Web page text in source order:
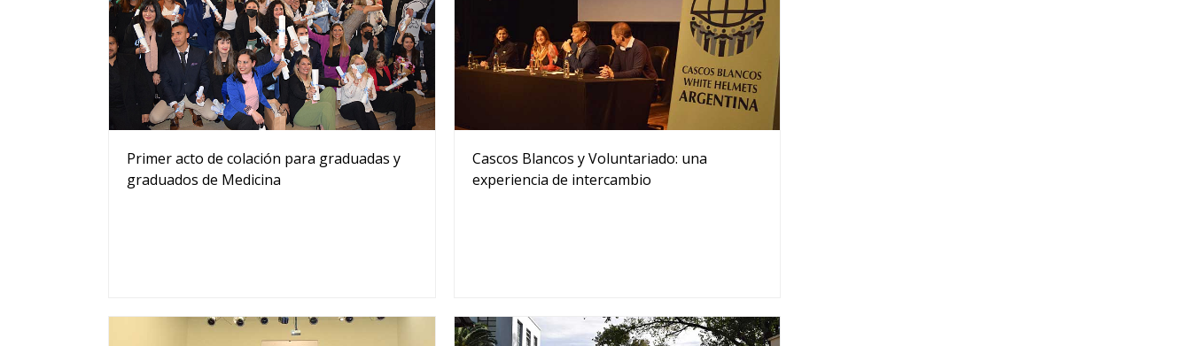
Primer acto de colación para graduadas y
graduados de Medicina
Cascos Blancos y Voluntariado: una
experiencia de intercambio